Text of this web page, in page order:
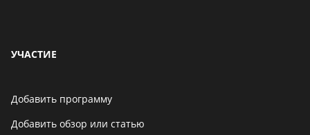
УЧАСТИЕ
Добавить программу
Добавить обзор или статью